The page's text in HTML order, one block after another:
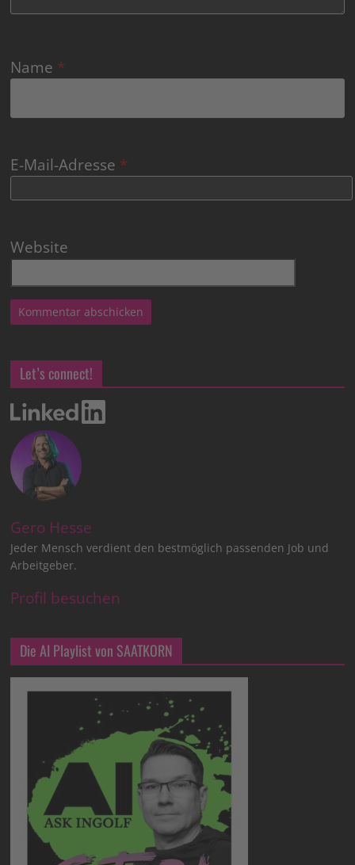
Name *
E-Mail-Adresse *
Website
Let’s connect!
Gero Hesse
Jeder Mensch verdient den bestmöglich passenden Job und
Arbeitgeber.
Profil besuchen
Die AI Playlist von SAATKORN